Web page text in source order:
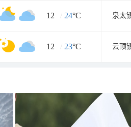
12 / 24°C 泉太
12 / 23°C 云顶